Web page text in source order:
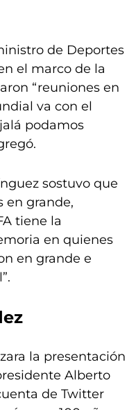
de Deportes
el marco de la
“reuniones en
va con el
podamos
sostuvo que
en grande,
tiene la
en quienes
en grande e
la presentación
Alberto
de Twitter